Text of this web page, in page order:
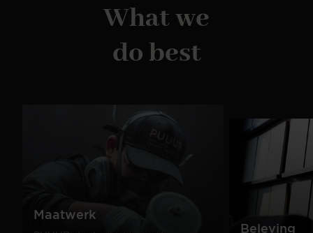
What we
do best
Maatwerk
Beleving